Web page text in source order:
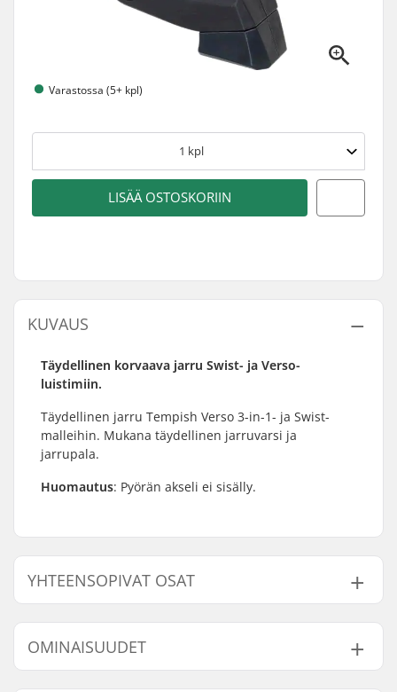
Varastossa (5+ kpl)
1 kpl
LISÄÄ OSTOSKORIIN
KUVAUS
Täydellinen korvaava jarru Swist- ja Verso-
luistimiin.
Täydellinen jarru Tempish Verso 3-in-1- ja Swist-
malleihin. Mukana täydellinen jarruvarsi ja
jarrupala.
Huomautus: Pyörän akseli ei sisälly.
YHTEENSOPIVAT OSAT
Etsi yhteensopivia tuotteita Tempish Verso
Jarruvarsi:
OMINAISUUDET